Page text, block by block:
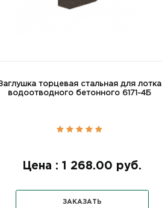
торцевая стальная для лотка
водоотводного бетонного 6171-4Б
Цена : 1 268.00 руб.
ЗАКАЗАТЬ